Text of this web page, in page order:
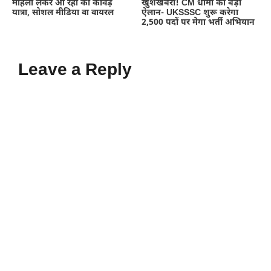
महिला लेकर आ रही की कांवड़
यात्रा, सोशल मीडिया वा वायरल
खुशखबरी! CM धामी का बड़ा
ऐलान- UKSSSC शुरू करेगा
2,500 पदों पर मेगा भर्ती अभियान
Leave a Reply